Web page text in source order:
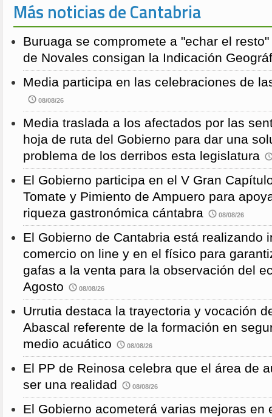
Más noticias de Cantabria
Buruaga se compromete a "echar el
de Novales consigan la Indicación
Media participa en las celebraciones de
08/08/26
Media traslada a los afectados por las
hoja de ruta del Gobierno para dar una
problema de los derribos esta legislatura
El Gobierno participa en el V Gran
Tomate y Pimiento de Ampuero para
riqueza gastronómica cántabra
08/08/26
El Gobierno de Cantabria está realizando
comercio on line y en el físico para
gafas a la venta para la observación del
Agosto
08/08/26
Urrutia destaca la trayectoria y vocación
Abascal referente de la formación en
medio acuático
08/08/26
El PP de Reinosa celebra que el área de
ser una realidad
08/08/26
El Gobierno acometerá varias mejoras en